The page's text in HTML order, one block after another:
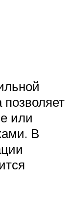
или
В